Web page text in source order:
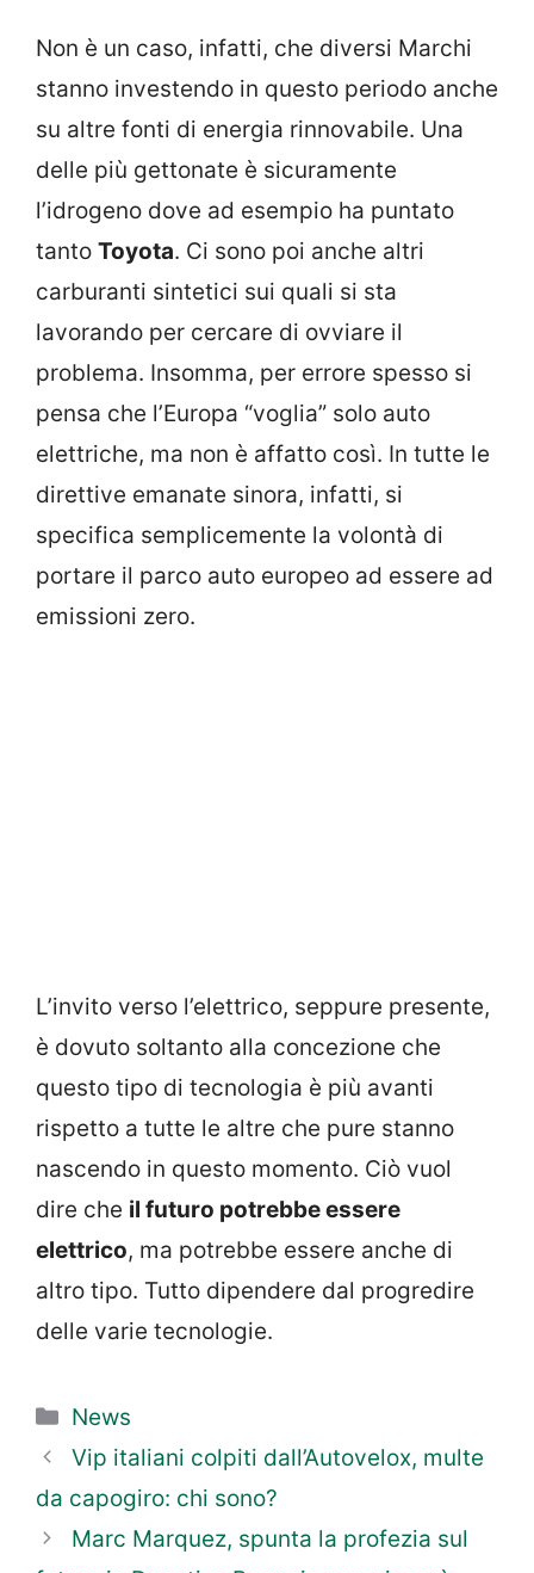
Non è un caso, infatti, che diversi Marchi
stanno investendo in questo periodo anche
su altre fonti di energia rinnovabile. Una
delle più gettonate è sicuramente
l’idrogeno dove ad esempio ha puntato
tanto Toyota. Ci sono poi anche altri
carburanti sintetici sui quali si sta
lavorando per cercare di ovviare il
problema. Insomma, per errore spesso si
pensa che l’Europa “voglia” solo auto
elettriche, ma non è affatto così. In tutte le
direttive emanate sinora, infatti, si
specifica semplicemente la volontà di
portare il parco auto europeo ad essere ad
emissioni zero.
L’invito verso l’elettrico, seppure presente,
è dovuto soltanto alla concezione che
questo tipo di tecnologia è più avanti
rispetto a tutte le altre che pure stanno
nascendo in questo momento. Ciò vuol
dire che il futuro potrebbe essere
elettrico, ma potrebbe essere anche di
altro tipo. Tutto dipendere dal progredire
delle varie tecnologie.
Categorie
News
Vip italiani colpiti dall’Autovelox, multe
da capogiro: chi sono?
Marc Marquez, spunta la profezia sul